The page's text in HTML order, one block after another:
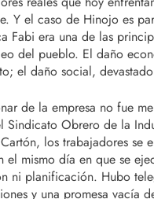
Y el caso de Hinojo es
Fabi era una de las
del pueblo. El daño
el daño social,
de la empresa no fue
Sindicato Obrero de la
los trabajadores se
el mismo día en que se
ni planificación. Hubo
y una promesa vacía